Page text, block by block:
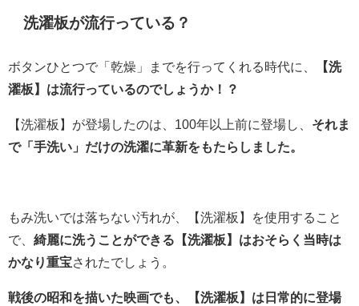
洗濯板が流行っている？
ボタンひとつで「乾燥」までを行ってくれる時代に、
【洗
濯板】は流行っているのでしょうか！？
【洗濯板】が登場したのは、100年以上前に登場し、 それま
で「手洗い」だけの洗濯に革新をもたらしました。
もみ洗いでは落ちない汚れが、【洗濯板】を使用すること
で、 綺麗に洗うことができる【洗濯板】はおそらく当時は
かなり重宝されたでしょう。
戦後の昭和を描いた映画でも、【洗濯板】は日常的に登場